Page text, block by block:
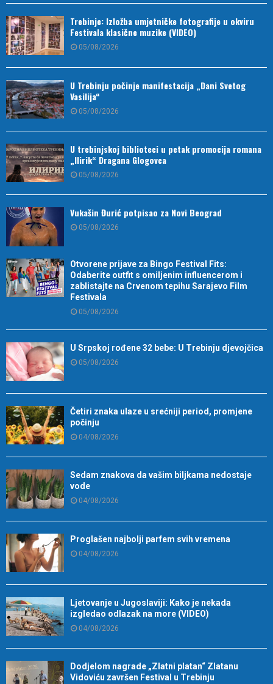
Trebinje: Izložba umjetničke fotografije u okviru
Festivala klasične muzike (VIDEO)
05/08/2026
U Trebinju počinje manifestacija „Dani Svetog
Vasilija“
05/08/2026
U trebinjskoj biblioteci u petak promocija romana
„Ilirik“ Dragana Glogovca
05/08/2026
Vukašin Đurić potpisao za Novi Beograd
05/08/2026
Otvorene prijave za Bingo Festival Fits:
Odaberite outfit s omiljenim influencerom i
zablistajte na Crvenom tepihu Sarajevo Film
Festivala
05/08/2026
U Srpskoj rođene 32 bebe: U Trebinju djevojčica
05/08/2026
Četiri znaka ulaze u srećniji period, promjene
počinju
04/08/2026
Sedam znakova da vašim biljkama nedostaje
vode
04/08/2026
Proglašen najbolji parfem svih vremena
04/08/2026
Ljetovanje u Jugoslaviji: Kako je nekada
izgledao odlazak na more (VIDEO)
04/08/2026
Dodjelom nagrade „Zlatni platan“ Zlatanu
Vidoviću završen Festival u Trebinju